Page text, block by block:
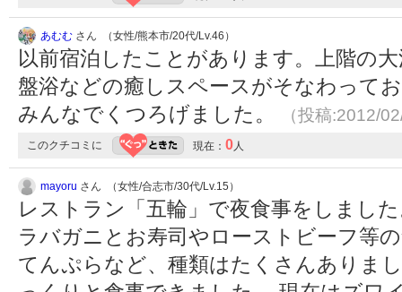
あむむ さん （女性/熊本市/20代/Lv.46）
以前宿泊したことがあります。上階の
盤浴などの癒しスペースがそなわって
みんなでくつろげました。
（投稿:2012/
このクチコミに 現在： 0 人
mayoru さん （女性/合志市/30代/Lv.15）
レストラン「五輪」で夜食事をしまし
ラバガニとお寿司やローストビーフ等
てんぷらなど、種類はたくさんありま